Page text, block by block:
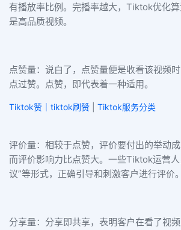
有播放率比例。完播率越大，Tiktok优化
是高品质视频。
点赞量：说白了，点赞量便是收看该视频
点过赞。点赞，即代表着一种适用。
Tiktok赞｜tiktok刷赞 Tiktok服务分类
评价量：相较于点赞，评价要付出的举动
而评价影响力比点赞大。一些Tiktok运营
议”等形式，正确引导和刺激客户进行评价。
分享量：分享即共享，表明客户在看了视